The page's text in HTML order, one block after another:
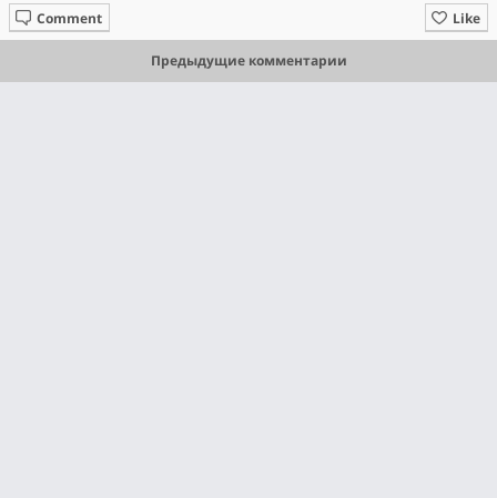
Like
Comment
Предыдущие комментарии